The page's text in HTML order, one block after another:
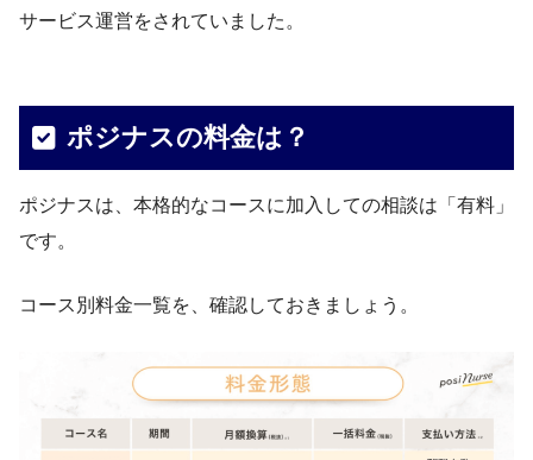
サービス運営をされていました。
ポジナスの料金は？
ポジナスは、本格的なコースに加入しての相談は「有料」
です。
コース別料金一覧を、確認しておきましょう。